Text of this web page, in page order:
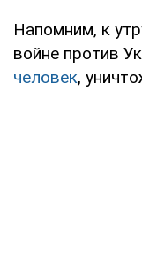
Напомним, к
войне против
человек,